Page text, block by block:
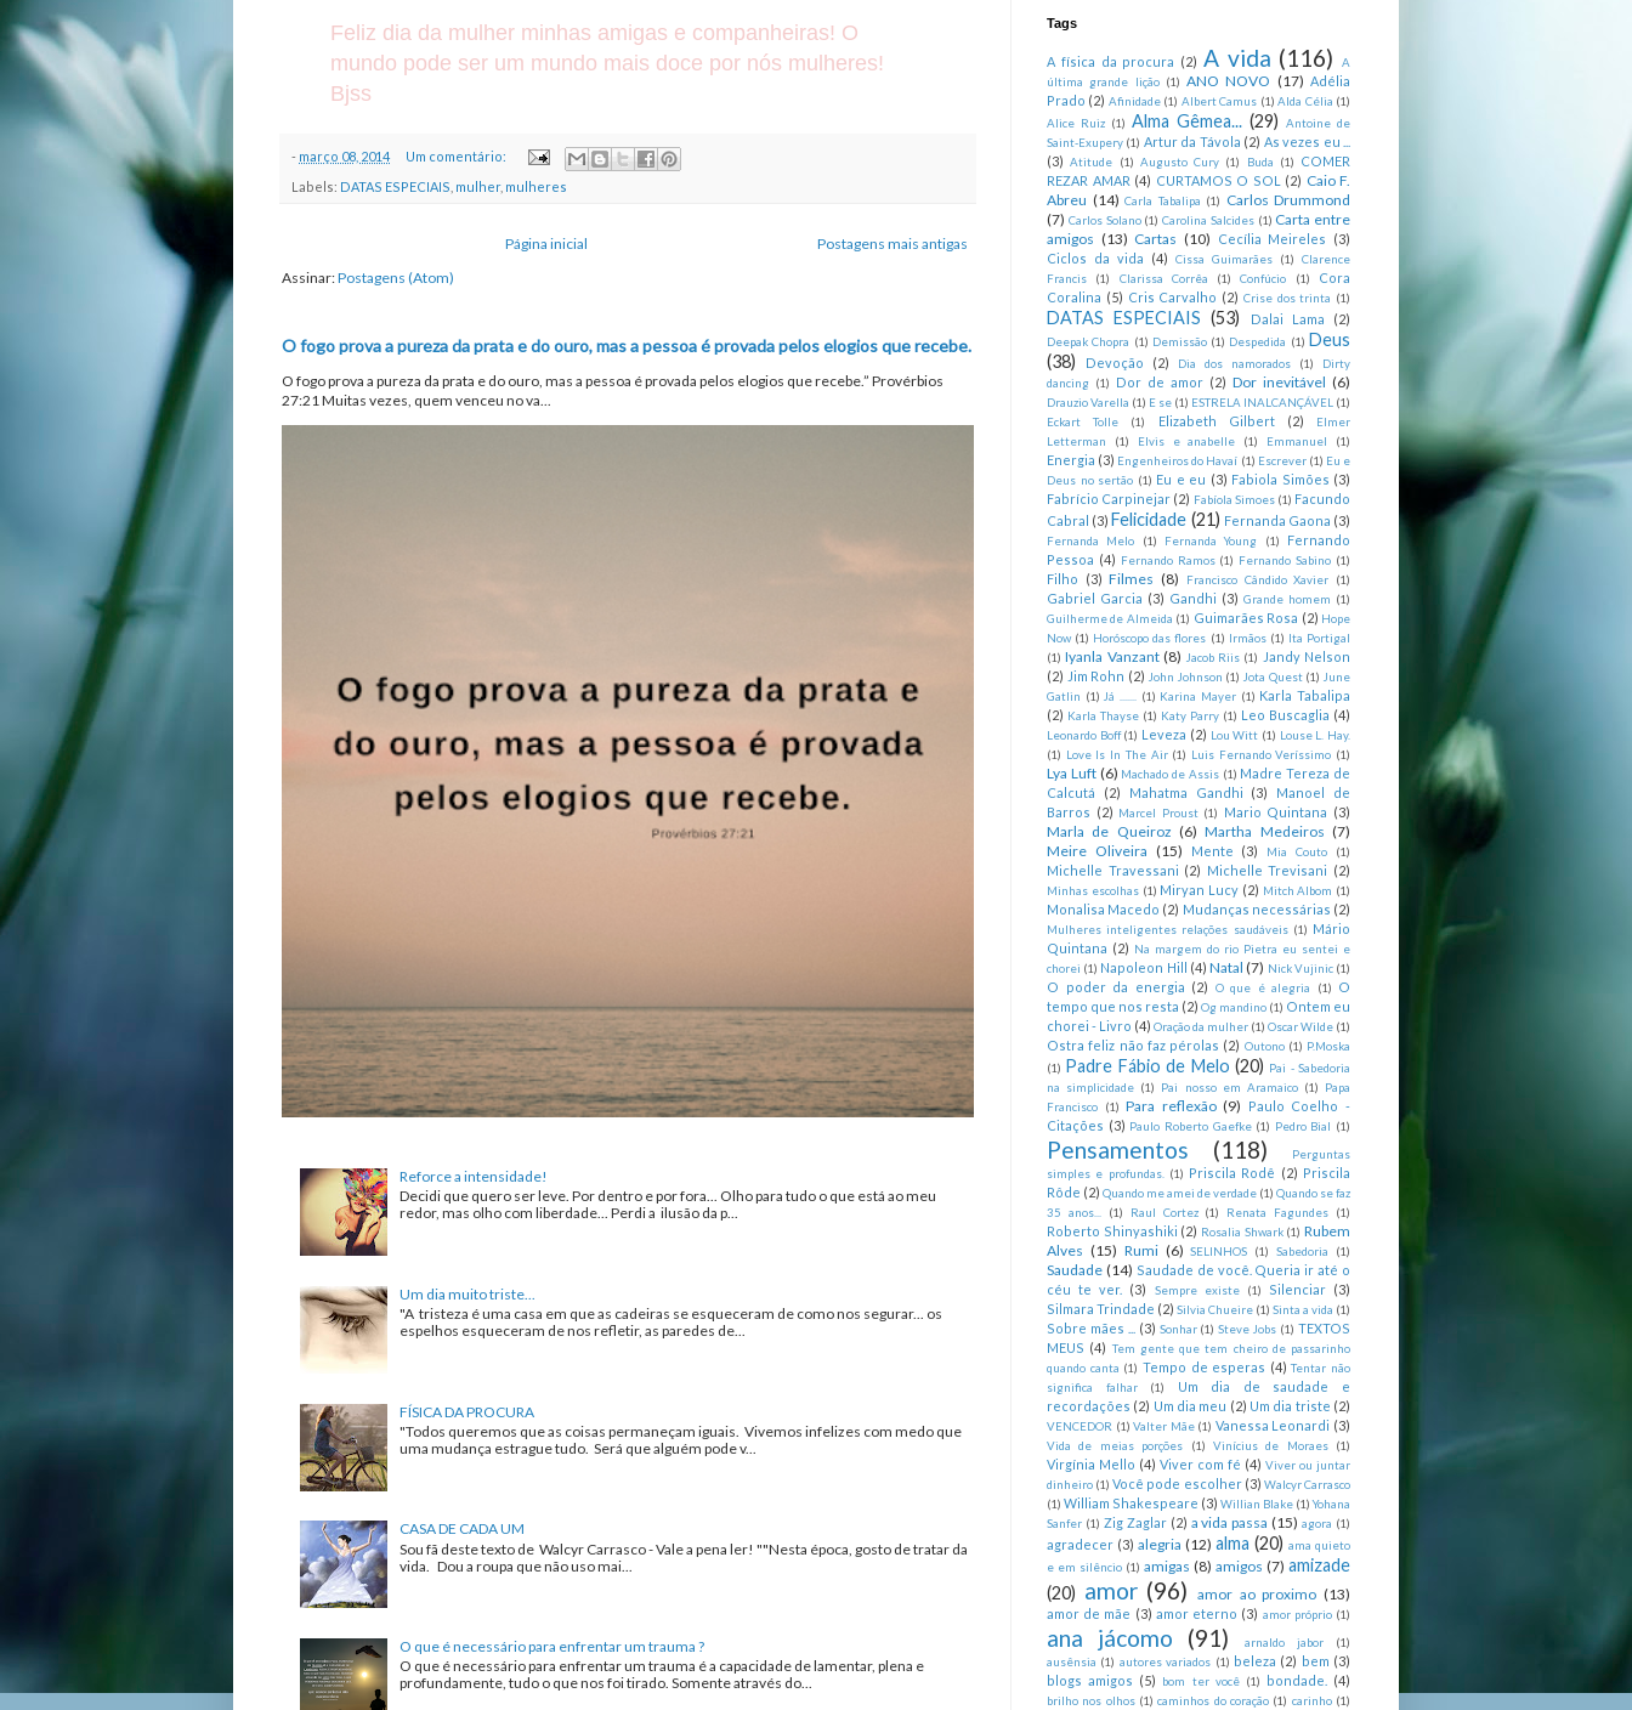
Feliz dia da mulher minhas amigas e companheiras! O
mundo pode ser um mundo mais doce por nós mulheres!
Bjss
- março 08, 2014
Um comentário:
Labels: DATAS ESPECIAIS mulher, mulheres
Postagens mais antigas
Página inicial
Assinar:Postagens (Atom)
O fogo prova a pureza da prata e do ouro, mas a pessoa é provada pelos elogios que recebe.
O fogo prova a pureza da prata e do ouro, mas a pessoa é provada pelos elogios que recebe.” Provérbios
27:21 Muitas vezes, quem venceu no va...
Reforce a intensidade!
Decidi que quero ser leve. Por dentro e por fora... Olho para tudo o que está ao meu
redor, mas olho com liberdade... Perdi a ilusão da p...
Um dia muito triste...
"A tristeza é uma casa em que as cadeiras se esqueceram de como nos segurar... os
espelhos esqueceram de nos refletir, as paredes de...
FÍSICA DA PROCURA
"Todos queremos que as coisas permaneçam iguais. Vivemos infelizes com medo que
uma mudança estrague tudo. Será que alguém pode v...
CASA DE CADA UM
Sou fã deste texto de Walcyr Carrasco - Vale a pena ler! ""Nesta época, gosto de tratar da
vida. Dou a roupa que não uso mai...
O que é necessário para enfrentar um trauma ?
O que é necessário para enfrentar um trauma é a capacidade de lamentar, plena e
profundamente, tudo o que nos foi tirado. Somente através do...
Tags
A física da procura (2) A vida (116)
A
última grande lição (1) ANO NOVO (17) Adélia
Prado (2) Afinidade (1) Albert Camus (1) Alda Célia (1)
Alice Ruiz (1) Alma Gêmea... (29)
Antoine de
Saint-Exupery (1) Artur da Távola (2) As vezes eu ...
(3) Atitude (1) Augusto Cury (1) Buda (1)
COMER
REZAR AMAR (4) CURTAMOS O SOL (2) Caio F.
Abreu (14) Carla Tabalipa (1)
Carlos Drummond
(7) Carlos Solano (1) Carolina Salcides (1) Carta entre
amigos (13) Cartas (10) Cecília Meireles
(3)
Ciclos da vida
(4) Cissa Guimarães (1)
Clarence
Francis
(1) Clarissa Corrêa (1) Confúcio (1)
Cora
Coralina (5) Cris Carvalho (2) Crise dos trinta (1)
DATAS ESPECIAIS (53) Dalai Lama (2)
Deepak Chopra (1) Demissão (1) Despedida (1) Deus
(38)
Devoção (2) Dia dos namorados (1)
Dirty
dancing (1) Dor de amor (2) Dor inevitável (6)
Drauzio Varella (1) E se (1) ESTRELA INALCANÇÁVEL (1)
Eckart Tolle
(1) Elizabeth Gilbert (2)
Elmer
Letterman
(1) Elvis e anabelle (1) Emmanuel (1)
Energia (3) Engenheiros do Havaí (1) Escrever (1) Eu e
Deus no sertão (1) Eu e eu (3) Fabiola Simões (3)
Fabrício Carpinejar (2) Fabíola Simoes (1) Facundo
Cabral (3) Felicidade (21) Fernanda Gaona (3)
Fernanda Melo (1) Fernanda Young (1)
Fernando
Pessoa (4) Fernando Ramos (1) Fernando Sabino (1)
Filho (3) Filmes (8) Francisco Cândido Xavier (1)
Gabriel Garcia (3) Gandhi (3) Grande homem (1)
Guilherme de Almeida (1) Guimarães Rosa (2) Hope
Now (1) Horóscopo das flores (1) Irmãos (1)
Ita Portigal
(1) Iyanla Vanzant (8) Jacob Riis (1)
Jandy Nelson
(2) Jim Rohn (2) John Johnson (1) Jota Quest (1) June
Gatlin (1) Já ....... (1) Karina Mayer (1) Karla Tabalipa
(2) Karla Thayse (1) Katy Parry (1) Leo Buscaglia (4)
Leonardo Boff (1) Leveza (2) Lou Witt (1) Louse L. Hay.
(1)
Love Is In The Air (1) Luis Fernando Veríssimo (1)
Lya Luft (6) Machado de Assis (1) Madre Tereza de
Calcutá
(2) Mahatma Gandhi (3)
Manoel de
Barros (2) Marcel Proust (1) Mario Quintana (3)
Marla de Queiroz (6) Martha Medeiros (7)
Meire Oliveira (15) Mente (3) Mia Couto (1)
Michelle Travessani (2) Michelle Trevisani (2)
Minhas escolhas (1) Miryan Lucy (2) Mitch Albom (1)
Monalisa Macedo (2) Mudanças necessárias (2)
Mulheres inteligentes relações saudáveis (1) Mário
Quintana (2)
Na margem do rio Pietra eu sentei e
chorei (1) Napoleon Hill (4) Natal (7) Nick Vujinic (1)
O poder da energia (2) O que é alegria (1)
O
tempo que nos resta (2) Og mandino (1) Ontem eu
chorei - Livro (4) Oração da mulher (1) Oscar Wilde (1)
Ostra feliz não faz pérolas (2) Outono (1) P.Moska
(1) Padre Fábio de Melo (20)
Pai - Sabedoria
na simplicidade (1) Pai nosso em Aramaico (1)
Papa
Francisco
(1) Para reflexão (9)
Paulo Coelho -
Citações (3) Paulo Roberto Gaefke (1) Pedro Bial (1)
Pensamentos (118)
Perguntas
simples e profundas. (1) Priscila Rodê (2) Priscila
Rôde (2) Quando me amei de verdade (1) Quando se faz
35 anos...
(1) Raul Cortez (1) Renata Fagundes (1)
Roberto Shinyashiki (2) Rosalia Shwark (1) Rubem
Alves (15) Rumi (6) SELINHOS (1) Sabedoria (1)
Saudade (14) Saudade de você. Queria ir até o
céu te ver.
(3) Sempre existe (1) Silenciar (3)
Silmara Trindade (2) Silvia Chueire (1) Sinta a vida (1)
Sobre mães ... (3) Sonhar (1) Steve Jobs (1) TEXTOS
MEUS (4) Tem gente que tem cheiro de passarinho
quando canta (1) Tempo de esperas (4) Tentar não
significa falhar
(1)
Um dia de saudade e
recordações (2) Um dia meu (2) Um dia triste (2)
VENCEDOR (1) Valter Mãe (1) Vanessa Leonardi (3)
Vida de meias porções (1) Vinícius de Moraes (1)
Virgínia Mello (4) Viver com fé (4) Viver ou juntar
dinheiro (1) Você pode escolher (3) Walcyr Carrasco
(1) William Shakespeare (3) Willian Blake (1) Yohana
Sanfer (1) Zig Zaglar (2) a vida passa (15) agora (1)
agradecer (3) alegria (12) alma (20) ama quieto
e em silêncio (1) amigas (8) amigos (7) amizade
(20) amor (96) amor ao proximo (13)
amor de mãe (3) amor eterno (3) amor próprio (1)
ana jácomo (91) arnaldo jabor
(1)
ausênsia (1) autores variados (1) beleza (2) bem (3)
blogs amigos (5) bom ter você (1) bondade. (4)
brilho nos olhos (1) caminhos do coração (1) carinho (1)